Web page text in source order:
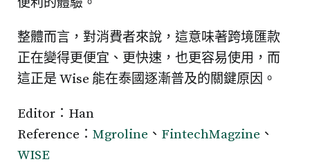
整體而言，對消費者來說，這意味著跨境匯款
正在變得更便宜、更快速，也更容易使用，而
這正是 Wise 能在泰國逐漸普及的關鍵原因。
Editor：Han
Reference： Mgroline 、 FintechMagzine 、
WISE